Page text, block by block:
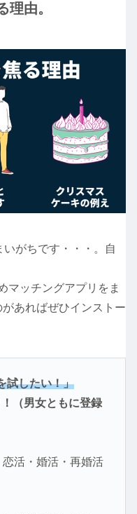
理由。
がちです・・・。自
マッチングアプリをま
あればぜひインストー
試したい！」
（男女ともに登録
活・婚活・再婚活